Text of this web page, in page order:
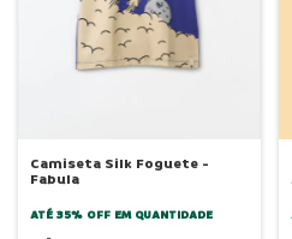
Camiseta Silk Foguete -
Fabula
ATÉ 35% OFF EM QUANTIDADE